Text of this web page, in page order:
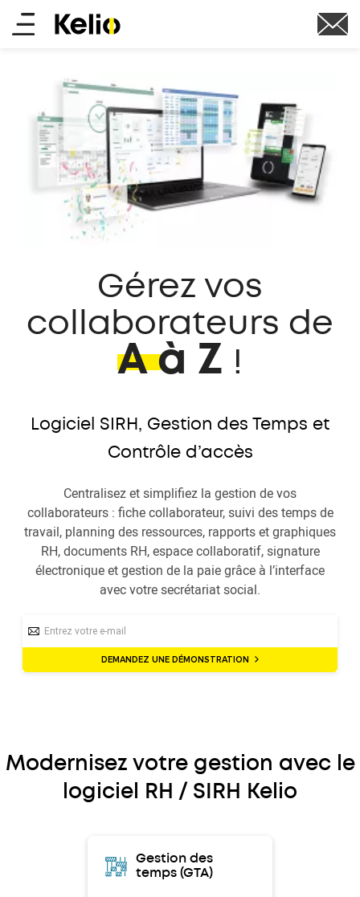
Aller
auMain
Gérez vos
collaborateurs de
A à Z !
Logiciel SIRH, Gestion des Temps et
Contrôle d’accès
Centralisez et simplifiez la gestion de vos
collaborateurs : fiche collaborateur, suivi des temps de
travail, planning des ressources, rapports et graphiques
RH, documents RH, espace collaboratif, signature
électronique et gestion de la paie grâce à l’interface
avec votre secrétariat social.
DEMANDEZ UNE DÉMONSTRATION
Modernisez votre gestion avec le
logiciel RH / SIRH Kelio
Gestion des
temps (GTA)